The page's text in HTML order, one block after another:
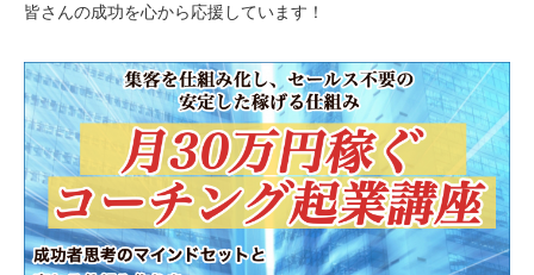
皆さんの成功を心から応援しています！